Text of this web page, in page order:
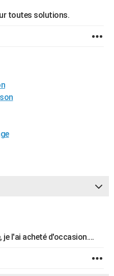
toutes solutions.
je l'ai acheté d'occasion....